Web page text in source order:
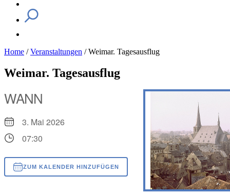
Home /Veranstaltungen /Weimar. Tagesausflug
Weimar. Tagesausflug
WANN
3. Mai 2026
07:30
ZUM KALENDER HINZUFÜGEN
Outlook Live